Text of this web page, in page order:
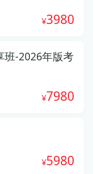
3980
班-2026年版考
7980
5980